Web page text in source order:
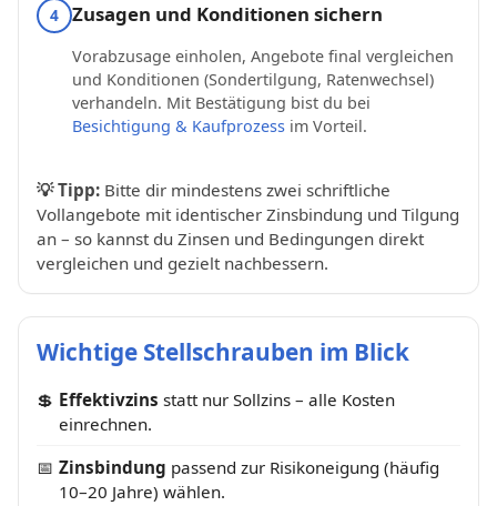
4 Zusagen und Konditionen sichern
Vorabzusage einholen, Angebote final vergleichen
und Konditionen (Sondertilgung, Ratenwechsel)
verhandeln. Mit Bestätigung bist du bei
Besichtigung & Kaufprozess im Vorteil.
💡Tipp: Bitte dir mindestens zwei schriftliche
Vollangebote mit identischer Zinsbindung und Tilgung
an – so kannst du Zinsen und Bedingungen direkt
vergleichen und gezielt nachbessern.
Wichtige Stellschrauben im Blick
💲 Effektivzins statt nur Sollzins – alle Kosten
einrechnen.
📅 Zinsbindung passend zur Risikoneigung (häufig
10–20 Jahre) wählen.